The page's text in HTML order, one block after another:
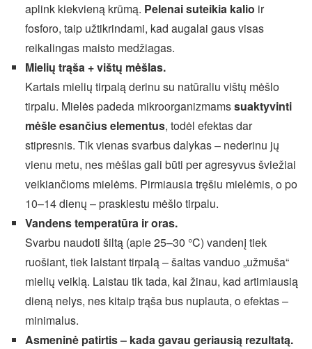
aplink kiekvieną krūmą. Pelenai suteikia kalio ir
fosforo, taip užtikrindami, kad augalai gaus visas
reikalingas maisto medžiagas.
Mielių trąša + vištų mėšlas.
Kartais mielių tirpalą derinu su natūraliu vištų mėšlo
tirpalu. Mielės padeda mikroorganizmamssuaktyvinti
mėšle esančius elementus, todėl efektas dar
stipresnis. Tik vienas svarbus dalykas – nederinu jų
vienu metu, nes mėšlas gali būti per agresyvus šviežiai
veikiančioms mielėms. Pirmiausia tręšiu mielėmis, o po
10–14 dienų – praskiestu mėšlo tirpalu.
Vandens temperatūra ir oras.
Svarbu naudoti šiltą (apie 25–30 °C) vandenį tiek
ruošiant, tiek laistant tirpalą – šaltas vanduo „užmuša“
mielių veiklą. Laistau tik tada, kai žinau, kad artimiausią
dieną nelys, nes kitaip trąša bus nuplauta, o efektas –
minimalus.
Asmeninė patirtis – kada gavau geriausią rezultatą.